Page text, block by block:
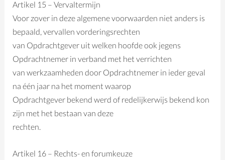
Artikel 15 – Vervaltermijn
Voor zover in deze algemene voorwaarden niet anders is
bepaald, vervallen vorderingsrechten
van Opdrachtgever uit welken hoofde ook jegens
Opdrachtnemer in verband met het verrichten
van werkzaamheden door Opdrachtnemer in ieder geval
na één jaar na het moment waarop
Opdrachtgever bekend werd of redelijkerwijs bekend kon
zijn met het bestaan van deze
rechten.
Artikel 16 – Rechts- en forumkeuze